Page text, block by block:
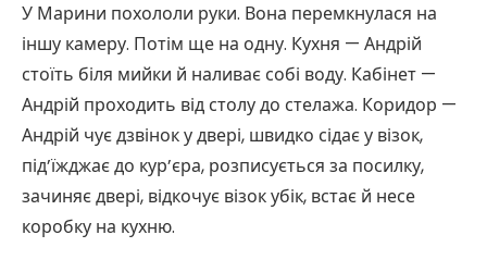
У Марини похололи руки. Вона перемкнулася на
іншу камеру. Потім ще на одну. Кухня — Андрій
стоїть біля мийки й наливає собі воду. Кабінет —
Андрій проходить від столу до стелажа. Коридор —
Андрій чує дзвінок у двері, швидко сідає у візок,
під’їжджає до кур’єра, розписується за посилку,
зачиняє двері, відкочує візок убік, встає й несе
коробку на кухню.